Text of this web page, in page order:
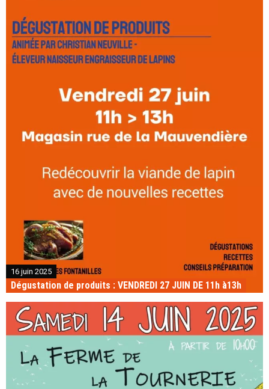
16 juin 2025
Dégustation de produits : VENDREDI 27 JUIN DE 11h à13h